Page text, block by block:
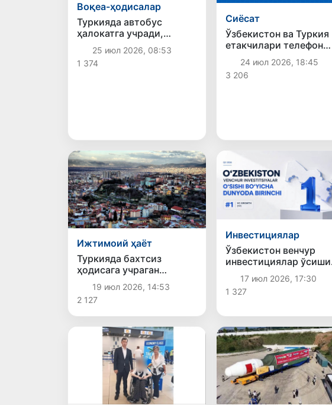
Воқеа-ҳодисалар
Туркияда автобус
ҳалокатга учради,
оқибатда 40 киши
жароҳат олди
25 июл 2026, 08:53
1 374
Сиёсат
Ўзбекистон ва Туркия
етакчилари телефон
орқали мулоқот
қилдилар
24 июл 2026, 18:45
3 206
Ижтимоий ҳаёт
Туркияда бахтсиз
ҳодисага учраган
ўзбекистонлик аёл
Ватанга қайтарилди
19 июл 2026, 14:53
2 127
Инвестициялар
Ўзбекистон венчур
инвестициялар ўсиши
бўйича дунёда биринчи
ўринни эгаллади
17 июл 2026, 17:30
1 327